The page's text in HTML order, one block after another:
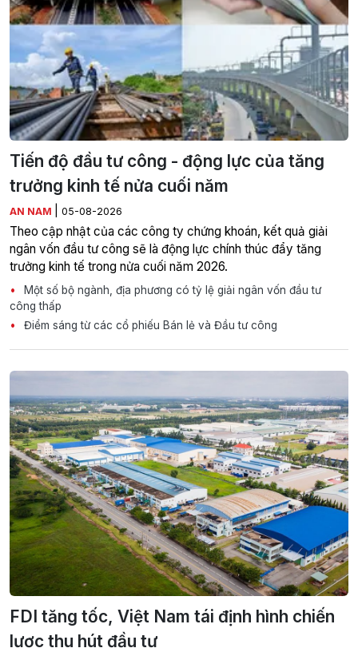
Tiến độ đầu tư công - động lực của tăng
trưởng kinh tế nửa cuối năm
AN NAM 05-08-2026
Theo cập nhật của các công ty chứng khoán, kết quả giải
ngân vốn đầu tư công sẽ là động lực chính thúc đẩy tăng
trưởng kinh tế trong nửa cuối năm 2026.
Một số bộ ngành, địa phương có tỷ lệ giải ngân vốn đầu tư
công thấp
Điểm sáng từ các cổ phiếu Bán lẻ và Đầu tư công
FDI tăng tốc, Việt Nam tái định hình chiến
lược thu hút đầu tư